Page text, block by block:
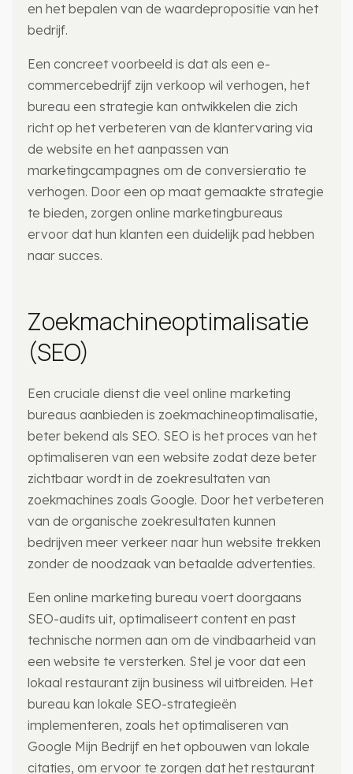
en het bepalen van de waardepropositie van het
bedrijf.
Een concreet voorbeeld is dat als een e-
commercebedrijf zijn verkoop wil verhogen, het
bureau een strategie kan ontwikkelen die zich
richt op het verbeteren van de klantervaring via
de website en het aanpassen van
marketingcampagnes om de conversieratio te
verhogen. Door een op maat gemaakte strategie
te bieden, zorgen online marketingbureaus
ervoor dat hun klanten een duidelijk pad hebben
naar succes.
Zoekmachineoptimalisatie
(SEO)
Een cruciale dienst die veel online marketing
bureaus aanbieden is zoekmachineoptimalisatie,
beter bekend als SEO. SEO is het proces van het
optimaliseren van een website zodat deze beter
zichtbaar wordt in de zoekresultaten van
zoekmachines zoals Google. Door het verbeteren
van de organische zoekresultaten kunnen
bedrijven meer verkeer naar hun website trekken
zonder de noodzaak van betaalde advertenties.
Een online marketing bureau voert doorgaans
SEO-audits uit, optimaliseert content en past
technische normen aan om de vindbaarheid van
een website te versterken. Stel je voor dat een
lokaal restaurant zijn business wil uitbreiden. Het
bureau kan lokale SEO-strategieën
implementeren, zoals het optimaliseren van
Google Mijn Bedrijf en het opbouwen van lokale
citaties, om ervoor te zorgen dat het restaurant